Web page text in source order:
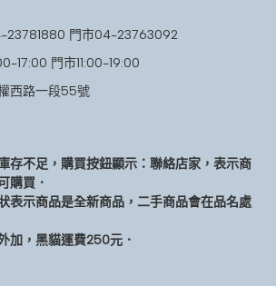
23781880 門市04-23763092
17:00 門市11:00-19:00
西路一段55號
存不足，購買按鈕顯示：聯絡店家，表示商
購買．
表示商品是全新商品，二手商品會在品名處
加，黑貓運費250元．